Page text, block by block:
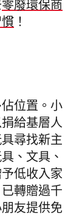
零廢環保商
！
位置。小
給基層人
尋找新主
、文具、
低收入家
轉贈過千
友提供免